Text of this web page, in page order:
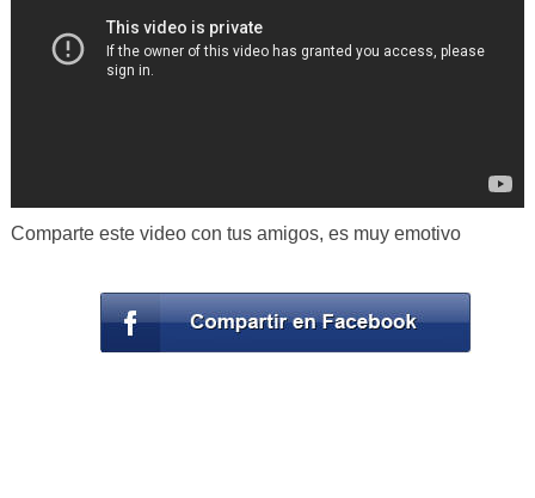
Comparte este video con tus amigos, es muy emotivo